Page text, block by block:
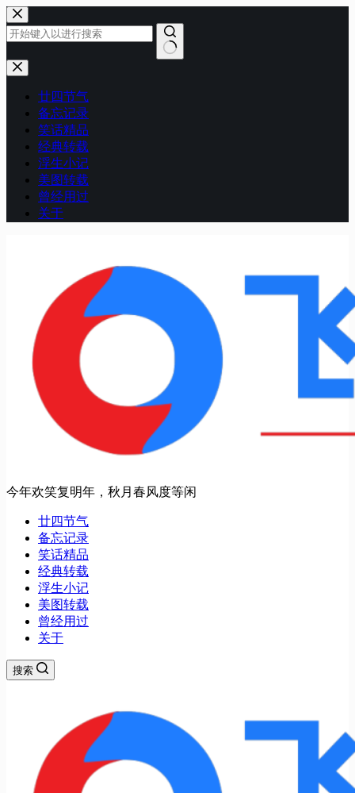
跳
至
内
容
无
廿四节气
备忘记录
笑话精品
经典转载
浮生小记
美图转载
曾经用过
关于
今年欢笑复明年，秋月春风度等闲
廿四节气
备忘记录
笑话精品
经典转载
浮生小记
美图转载
曾经用过
关于
搜索